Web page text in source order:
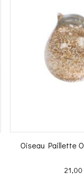
Oiseau Paillette
Prix